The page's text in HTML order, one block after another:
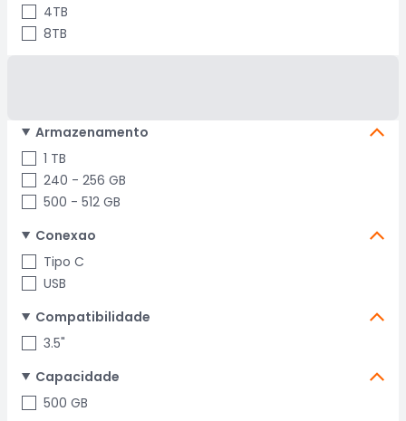
4TB
8TB
Armazenamento
1 TB
240 - 256 GB
500 - 512 GB
Conexao
Tipo C
USB
Compatibilidade
3.5"
Capacidade
500 GB